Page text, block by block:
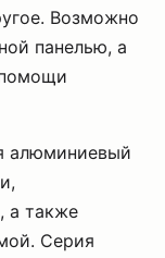
Возможно
панелью, а
алюминиевый
а также
Серия